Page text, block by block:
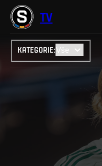
TV
KATEGORIE: